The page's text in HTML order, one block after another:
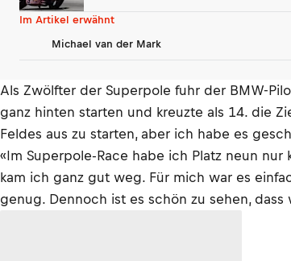
Im Artikel erwähnt
Michael van der Mark
Als Zwölfter der Superpole fuhr der BMW-
ganz hinten starten und kreuzte als 14. die
Feldes aus zu starten, aber ich habe es
«Im Superpole-Race habe ich Platz neun
kam ich ganz gut weg. Für mich war es
genug. Dennoch ist es schön zu sehen,